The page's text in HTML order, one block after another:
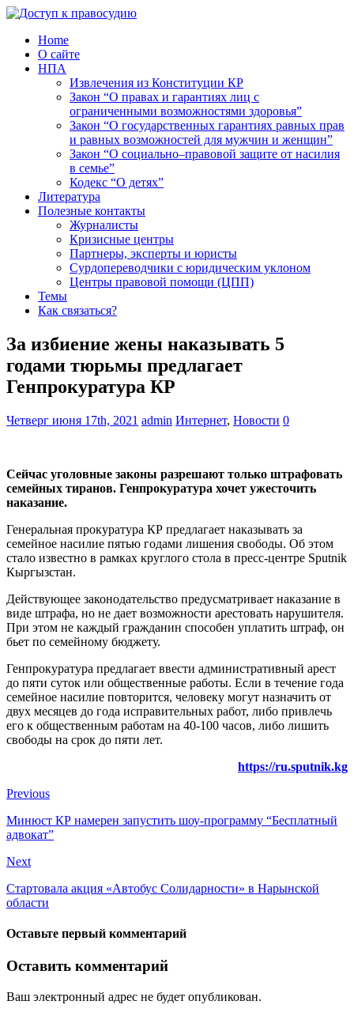
Home
О сайте
НПА
Извлечения из Конституции КР
Закон “О правах и гарантиях лиц с
ограниченными возможностями здоровья”
Закон “О государственных гарантиях равных прав
и равных возможностей для мужчин и женщин”
Закон “О социально–правовой защите от насилия
в семье”
Кодекс “О детях”
Литература
Полезные контакты
Журналисты
Кризисные центры
Партнеры, эксперты и юристы
Сурдопереводчики с юридическим уклоном
Центры правовой помощи (ЦПП)
Темы
Как связаться?
За избиение жены наказывать 5
годами тюрьмы предлагает
Генпрокуратура КР
Четверг июня 17th, 2021 admin Интернет, Новости 0
Сейчас уголовные законы разрешают только штрафовать
семейных тиранов. Генпрокуратура хочет ужесточить
наказание.
Генеральная прокуратура КР предлагает наказывать за
семейное насилие пятью годами лишения свободы. Об этом
стало известно в рамках круглого стола в пресс-центре Sputnik
Кыргызстан.
Действующее законодательство предусматривает наказание в
виде штрафа, но не дает возможности арестовать нарушителя.
При этом не каждый гражданин способен уплатить штраф, он
бьет по семейному бюджету.
Генпрокуратура предлагает ввести административный арест
до пяти суток или общественные работы. Если в течение года
семейное насилие повторится, человеку могут назначить от
двух месяцев до года исправительных работ, либо привлечь
его к общественным работам на 40-100 часов, либо лишить
свободы на срок до пяти лет.
https://ru.sputnik.kg
Previous
Минюст КР намерен запустить шоу-программу “Бесплатный
адвокат”
Next
Стартовала акция «Автобус Солидарности» в Нарынской
области
Оставьте первый комментарий
Оставить комментарий
Ваш электронный адрес не будет опубликован.